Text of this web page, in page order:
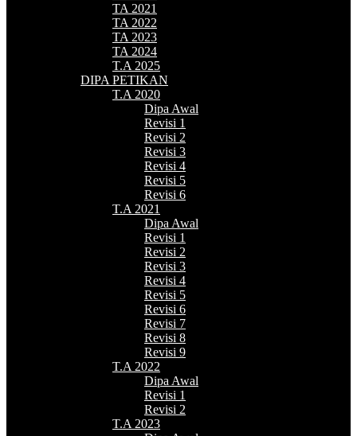
TA 2021
TA 2022
TA 2023
TA 2024
T.A 2025
DIPA PETIKAN
T.A 2020
Dipa Awal
Revisi 1
Revisi 2
Revisi 3
Revisi 4
Revisi 5
Revisi 6
T.A 2021
Dipa Awal
Revisi 1
Revisi 2
Revisi 3
Revisi 4
Revisi 5
Revisi 6
Revisi 7
Revisi 8
Revisi 9
T.A 2022
Dipa Awal
Revisi 1
Revisi 2
T.A 2023